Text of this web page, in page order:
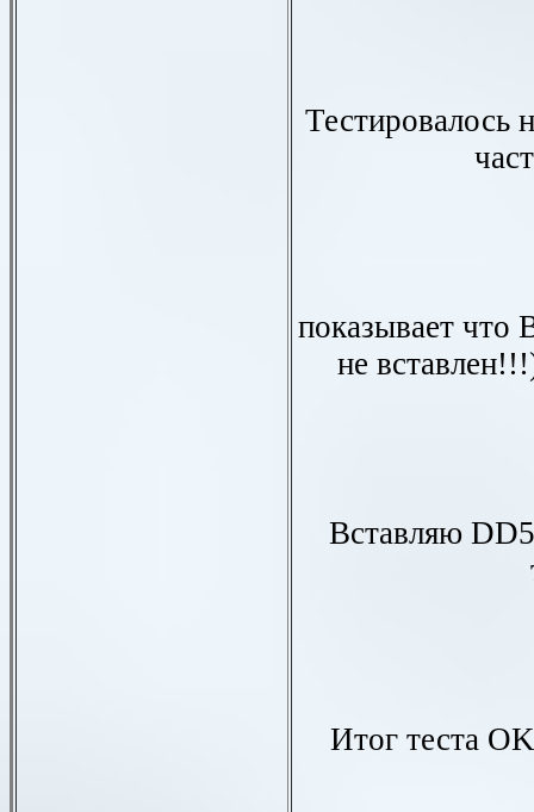
Тестировалось
показывает что
не
Вставляю
Итог теста